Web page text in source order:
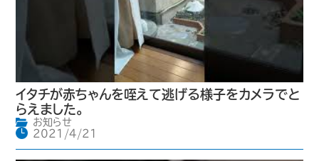
イタチが赤ちゃんを咥えて逃げる様子をカメラでと
らえました。
お知らせ
2021/4/21